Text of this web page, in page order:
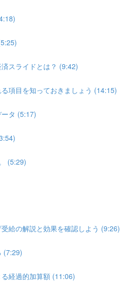
スライドとは？ (9:42)
項目を知っておきましょう (14:15)
タ (5:17)
(5:29)
給の解説と効果を確認しよう (9:26)
(7:29)
経過的加算額 (11:06)